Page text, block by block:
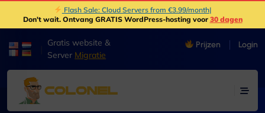
Flash Sale: Cloud Servers from €3.99/month|
Don't wait. Ontvang GRATIS WordPress-hosting voor 30 dagen
Gratis website &
Server Migratie
Prijzen Login